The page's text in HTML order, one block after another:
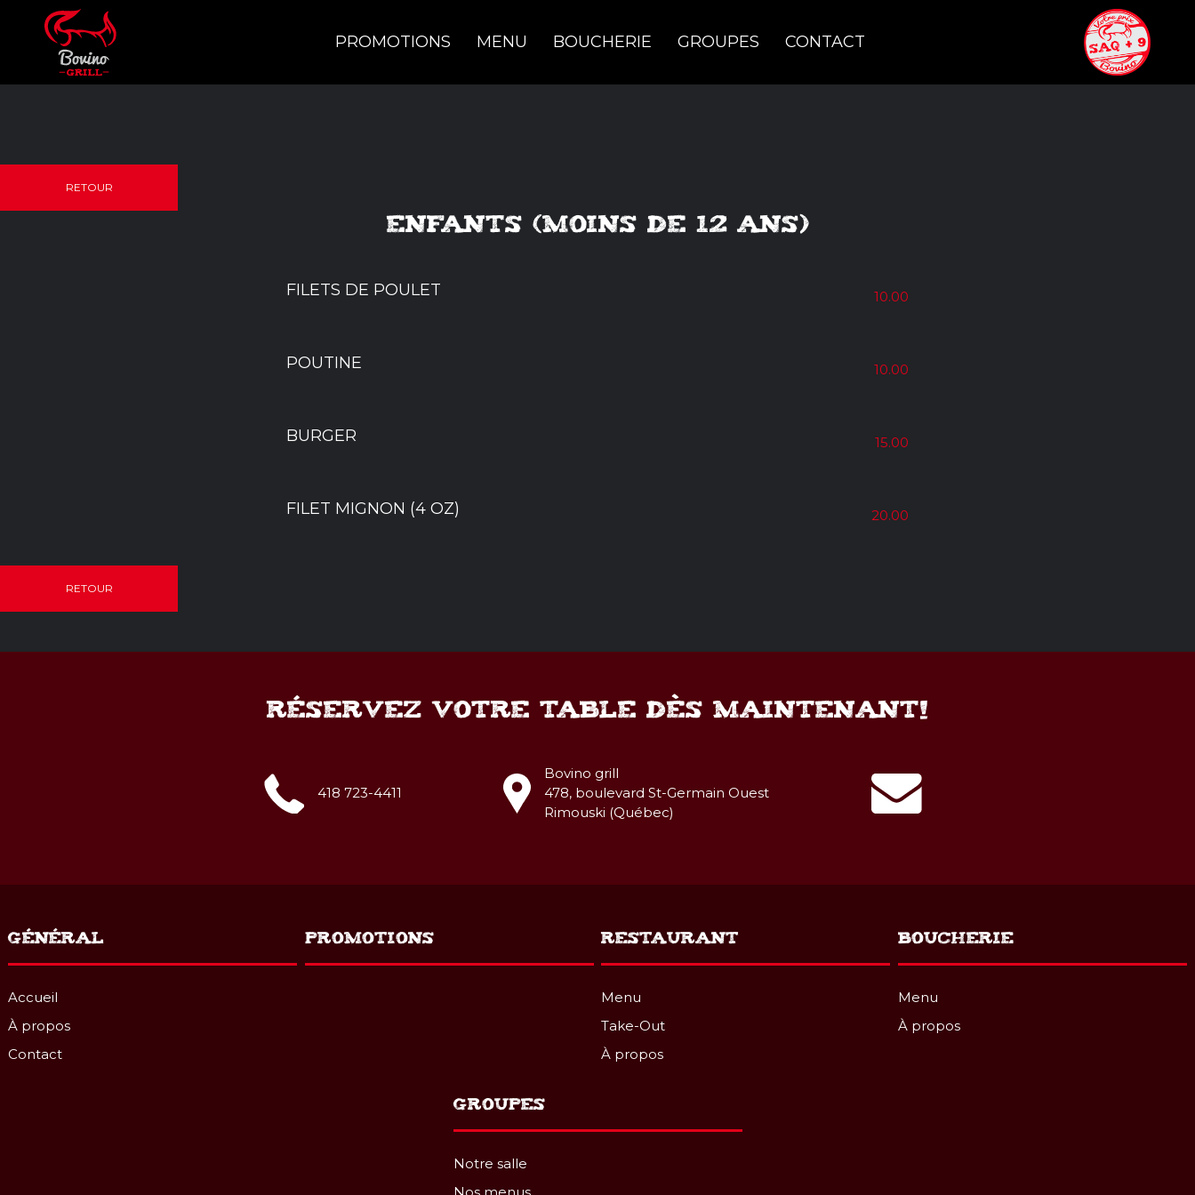
PROMOTIONS MENU BOUCHERIE GROUPES CONTACT
RETOUR
ENFANTS (MOINS DE 12 ANS)
FILETS DE POULET 10.00
POUTINE 10.00
BURGER 15.00
FILET MIGNON (4 OZ) 20.00
RETOUR
RÉSERVEZ VOTRE TABLE DÈS MAINTENANT!
418 723-4411
Bovino grill
478, boulevard St-Germain Ouest
Rimouski (Québec)
GÉNÉRAL
Accueil
À propos
Contact
PROMOTIONS RESTAURANT
Menu
Take-Out
À propos
BOUCHERIE
Menu
À propos
GROUPES
Notre salle